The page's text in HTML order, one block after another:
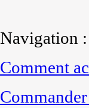
Navigation :
Comment